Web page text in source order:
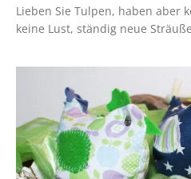
Lieben Sie Tulpen, haben aber
keine Lust, ständig neue